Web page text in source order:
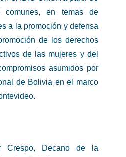
comunes, en temas de
a la promoción y defensa
de los derechos
de las mujeres y del
asumidos por
de Bolivia en el marco
Crespo, Decano de la